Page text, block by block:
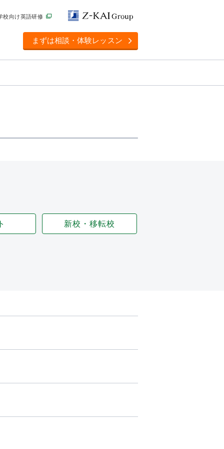
校向け英語研修
まずは相談・体験レッスン
新校・移転校